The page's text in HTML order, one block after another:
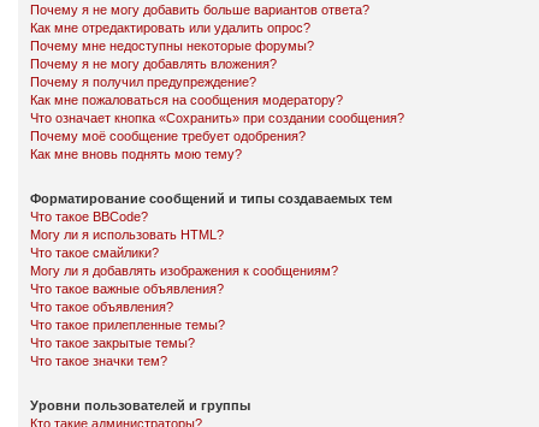
Почему я не могу добавить больше вариантов ответа?
Как мне отредактировать или удалить опрос?
Почему мне недоступны некоторые форумы?
Почему я не могу добавлять вложения?
Почему я получил предупреждение?
Как мне пожаловаться на сообщения модератору?
Что означает кнопка «Сохранить» при создании сообщения?
Почему моё сообщение требует одобрения?
Как мне вновь поднять мою тему?
Форматирование сообщений и типы создаваемых тем
Что такое BBCode?
Могу ли я использовать HTML?
Что такое смайлики?
Могу ли я добавлять изображения к сообщениям?
Что такое важные объявления?
Что такое объявления?
Что такое прилепленные темы?
Что такое закрытые темы?
Что такое значки тем?
Уровни пользователей и группы
Кто такие администраторы?